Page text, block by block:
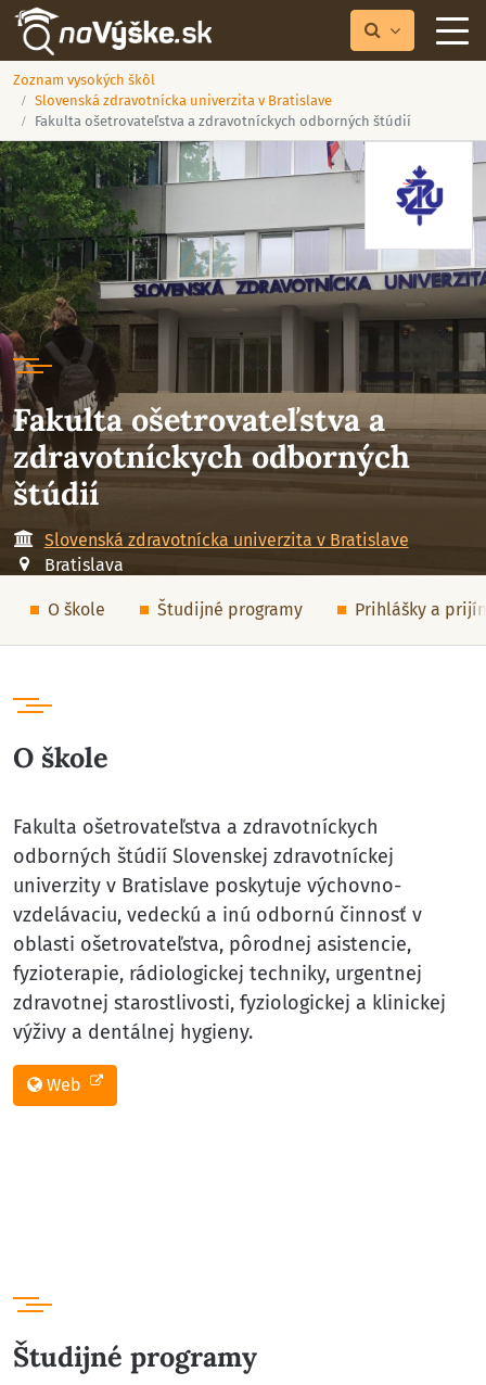
Zoznam vysokých škôl
Slovenská zdravotnícka univerzita v Bratislave
Fakulta ošetrovateľstva a zdravotníckych odborných štúdií
Fakulta ošetrovateľstva a
zdravotníckych odborných
štúdií
Slovenská zdravotnícka univerzita v Bratislave
Bratislava
O škole Študijné programy Prihlášky a
O škole
Fakulta ošetrovateľstva a zdravotníckych
odborných štúdií Slovenskej zdravotníckej
univerzity v Bratislave poskytuje výchovno-
vzdelávaciu, vedeckú a inú odbornú činnosť v
oblasti ošetrovateľstva, pôrodnej asistencie,
fyzioterapie, rádiologickej techniky, urgentnej
zdravotnej starostlivosti, fyziologickej a klinickej
výživy a dentálnej hygieny.
Web
Študijné programy